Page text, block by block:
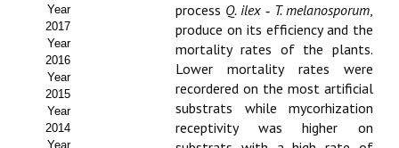
Equipo Editorial
Leer revista ITEA
Directrices para autores/as
Políticas Editoriales
Year
2017
Year
2016
Year
2015
Year
2014
Year
process Q. ilex ‑ T. melanosporum,
produce on its efficiency and the
mortality rates of the plants.
Lower mortality rates were
recordered on the most artificial
substrats while mycorhization
receptivity was higher on